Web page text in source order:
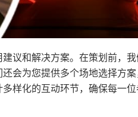
议和解决方案。在策划前，
会为您提供多个场地选择方
样化的互动环节，确保每一